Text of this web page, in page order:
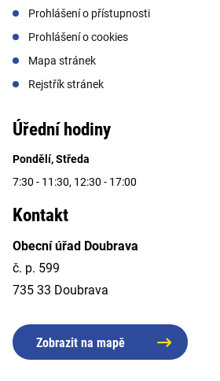
Prohlášení o přístupnosti
Prohlášení o cookies
Mapa stránek
Rejstřík stránek
Úřední hodiny
Pondělí, Středa
7:30 - 11:30, 12:30 - 17:00
Kontakt
Obecní úřad Doubrava
č. p. 599
735 33 Doubrava
Zobrazit na mapě